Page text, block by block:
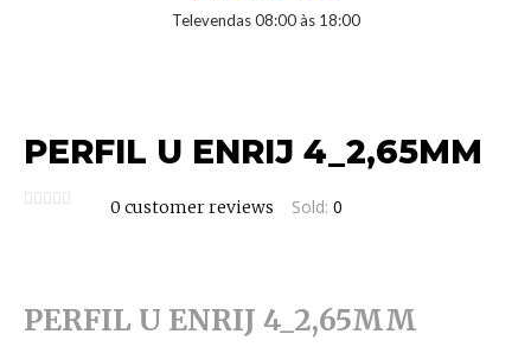
Televendas 08:00 às 18:00
PERFIL U ENRIJ 4_2,65MM
0 customer reviews Sold: 0
PERFIL U ENRIJ 4_2,65MM